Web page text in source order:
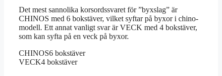
Det mest sannolika korsordssvaret för ”byxslag” är
CHINOS med 6 bokstäver, vilket syftar på byxor i chino-
modell. Ett annat vanligt svar är VECK med 4 bokstäver,
som kan syfta på en veck på byxor.
CHINOS6 bokstäver
VECK4 bokstäver